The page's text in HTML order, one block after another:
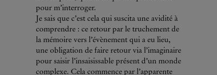
pour m’interroger.
Je sais que c’est cela qui suscita une avidité à
comprendre : ce retour par le truchement de
la mémoire vers l’évènement qui a eu lieu,
une obligation de faire retour via l’imaginaire
pour saisir l’insaisissable présent d’un monde
complexe. Cela commence par l’apparente